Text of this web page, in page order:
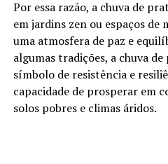
Por essa razão, a chuva de
em jardins zen ou espaços
uma atmosfera de paz e
algumas tradições, a chuva
símbolo de resistência e
capacidade de prosperar em
solos pobres e climas áridos.